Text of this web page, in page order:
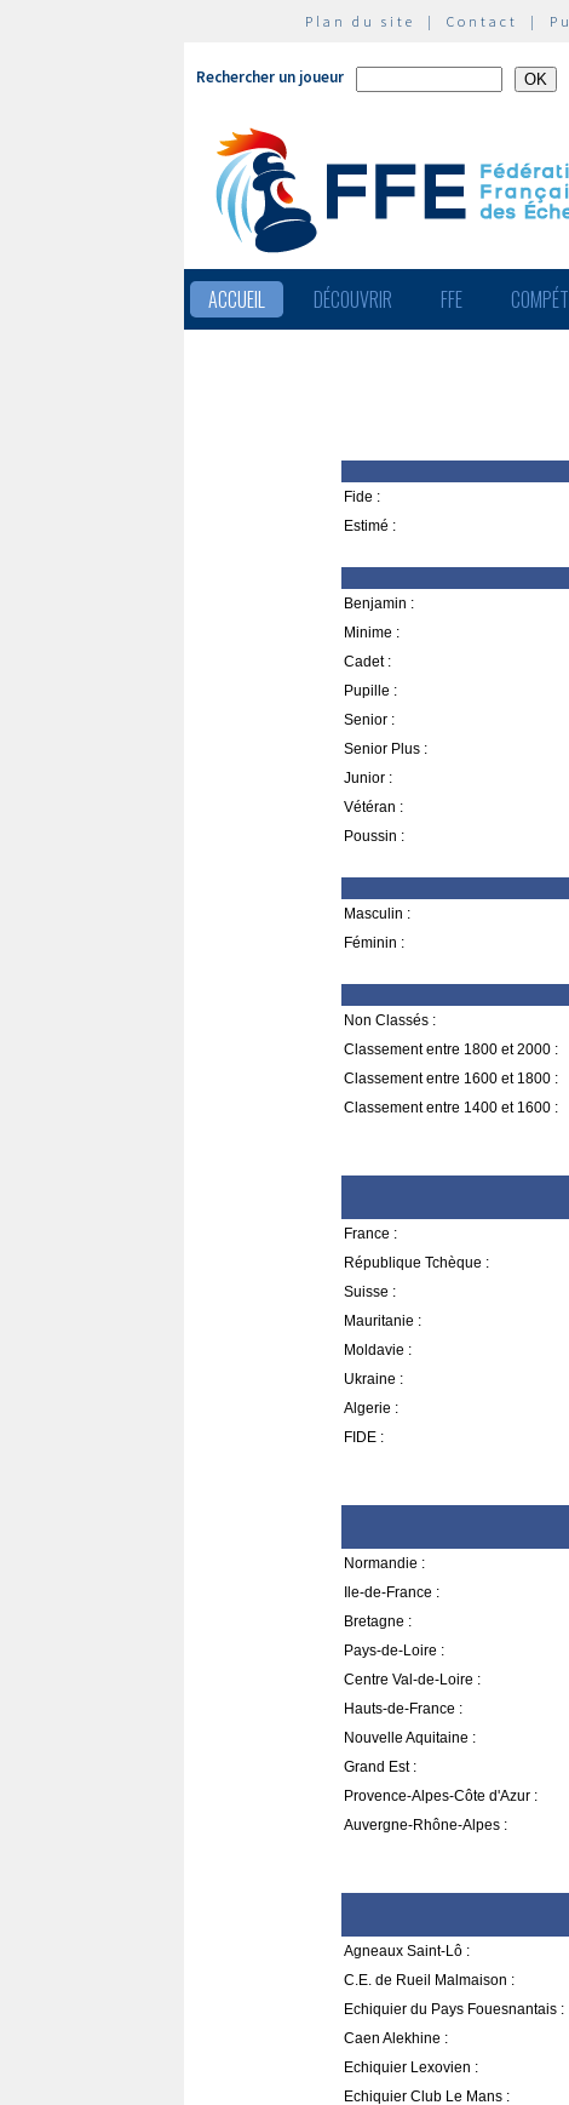
Plan du site | Contact |
Rechercher un joueur
ACCUEIL DÉCOUVRIR FFE
Fide :
Estimé :
Benjamin :
Minime :
Cadet :
Pupille :
Senior :
Senior Plus :
Junior :
Vétéran :
Poussin :
Masculin :
Féminin :
Non Classés :
Classement entre 1800 et 2000 :
Classement entre 1600 et 1800 :
Classement entre 1400 et 1600 :
France :
République Tchèque :
Suisse :
Mauritanie :
Moldavie :
Ukraine :
Algerie :
FIDE :
Normandie :
Ile-de-France :
Bretagne :
Pays-de-Loire :
Centre Val-de-Loire :
Hauts-de-France :
Nouvelle Aquitaine :
Grand Est :
Provence-Alpes-Côte d'Azur :
Auvergne-Rhône-Alpes :
Agneaux Saint-Lô :
C.E. de Rueil Malmaison :
Echiquier du Pays Fouesnantais :
Caen Alekhine :
Echiquier Lexovien :
Echiquier Club Le Mans :